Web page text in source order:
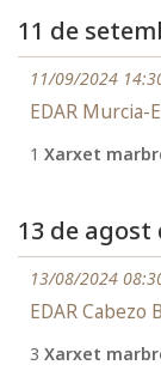
11 de
11/09/2024
EDAR Murcia-
1 Xarxet
13 de agost
13/08/2024
EDAR Cabezo
3 Xarxet